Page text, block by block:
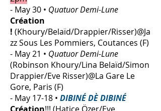
- May 30 • Quatuor Demi-Lune
Création
! (Khoury/Belaïd/Drappier/Risser)@Ja
zz Sous Les Pommiers, Coutances (F)
- May 21 • Quatuor Demi-Lune
(Robinson Khoury/Lina Belaïd/Simon
Drappier/Eve Risser)@La Gare Le
Gore, Paris (F)
- May 17-18 • DIBINÉ DÈ DIBINÉ